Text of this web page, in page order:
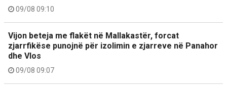
09/08 09:10
Vijon beteja me flakët në Mallakastër, forcat
zjarrfikëse punojnë për izolimin e zjarreve në Panahor
dhe Vlos
09/08 09:07